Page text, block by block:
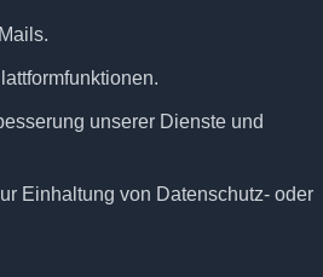
unserer Dienste und
Einhaltung von Datenschutz- oder